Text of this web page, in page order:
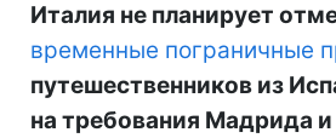
Италия не планирует
временные пограничные
путешественников из
на требования Мадрида